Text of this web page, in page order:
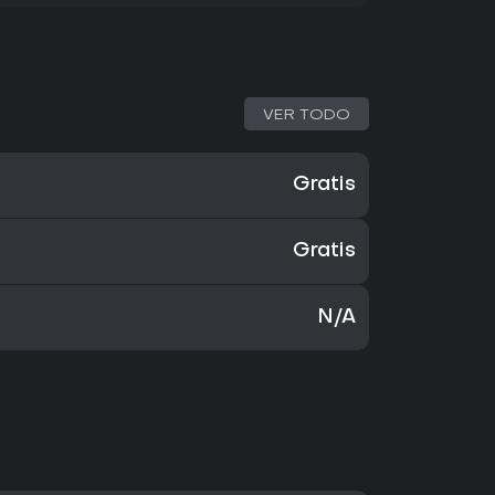
VER TODO
Gratis
Gratis
N/A